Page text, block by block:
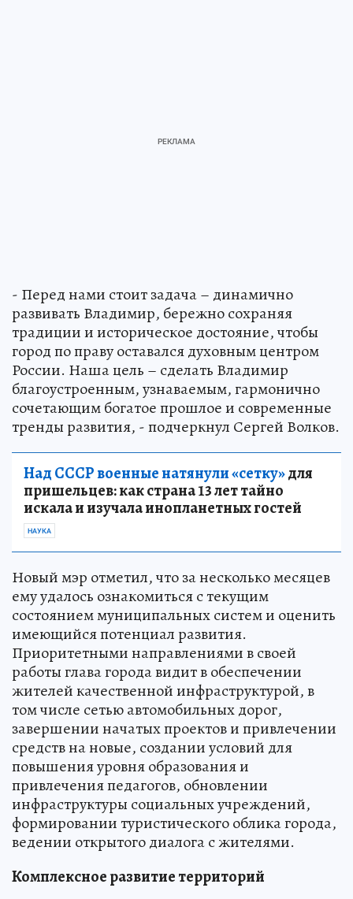
- Перед нами стоит задача – динамично
развивать Владимир, бережно сохраняя
традиции и историческое достояние, чтобы
город по праву оставался духовным центром
России. Наша цель – сделать Владимир
благоустроенным, узнаваемым, гармонично
сочетающим богатое прошлое и современные
тренды развития, - подчеркнул Сергей Волков.
Над СССР военные натянули «сетку»для
пришельцев: как страна 13 лет тайно
искала и изучала инопланетных гостей
НАУКА
Новый мэр отметил, что за несколько месяцев
ему удалось ознакомиться с текущим
состоянием муниципальных систем и оценить
имеющийся потенциал развития.
Приоритетными направлениями в своей
работы глава города видит в обеспечении
жителей качественной инфраструктурой, в
том числе сетью автомобильных дорог,
завершении начатых проектов и привлечении
средств на новые, создании условий для
повышения уровня образования и
привлечения педагогов, обновлении
инфраструктуры социальных учреждений,
формировании туристического облика города,
ведении открытого диалога с жителями.
Комплексное развитие территорий